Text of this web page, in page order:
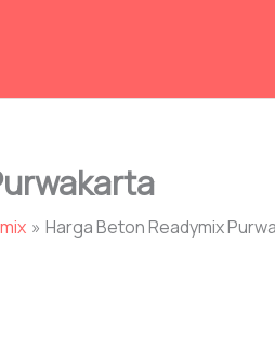
Harga Beton Readymix